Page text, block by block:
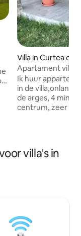
Villa in Curtea de
Apartament villa
Ik huur
in de
de arges, 4
centrum, zeer
Faciliteiten: Eigen
en naar de stad
villa's in